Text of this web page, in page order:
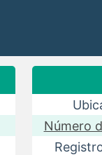
Número